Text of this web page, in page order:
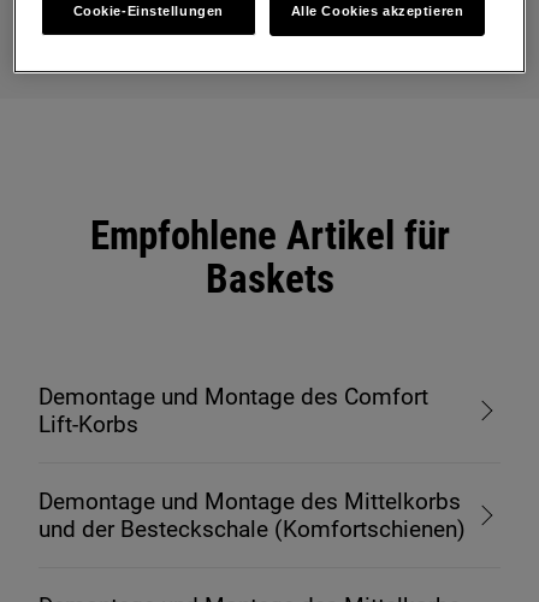
Empfohlene Artikel für
Baskets
Demontage und Montage des Comfort
Lift-Korbs
Demontage und Montage des Mittelkorbs
und der Besteckschale (Komfortschienen)
Cookie-Einstellungen Alle Cookies akzeptieren